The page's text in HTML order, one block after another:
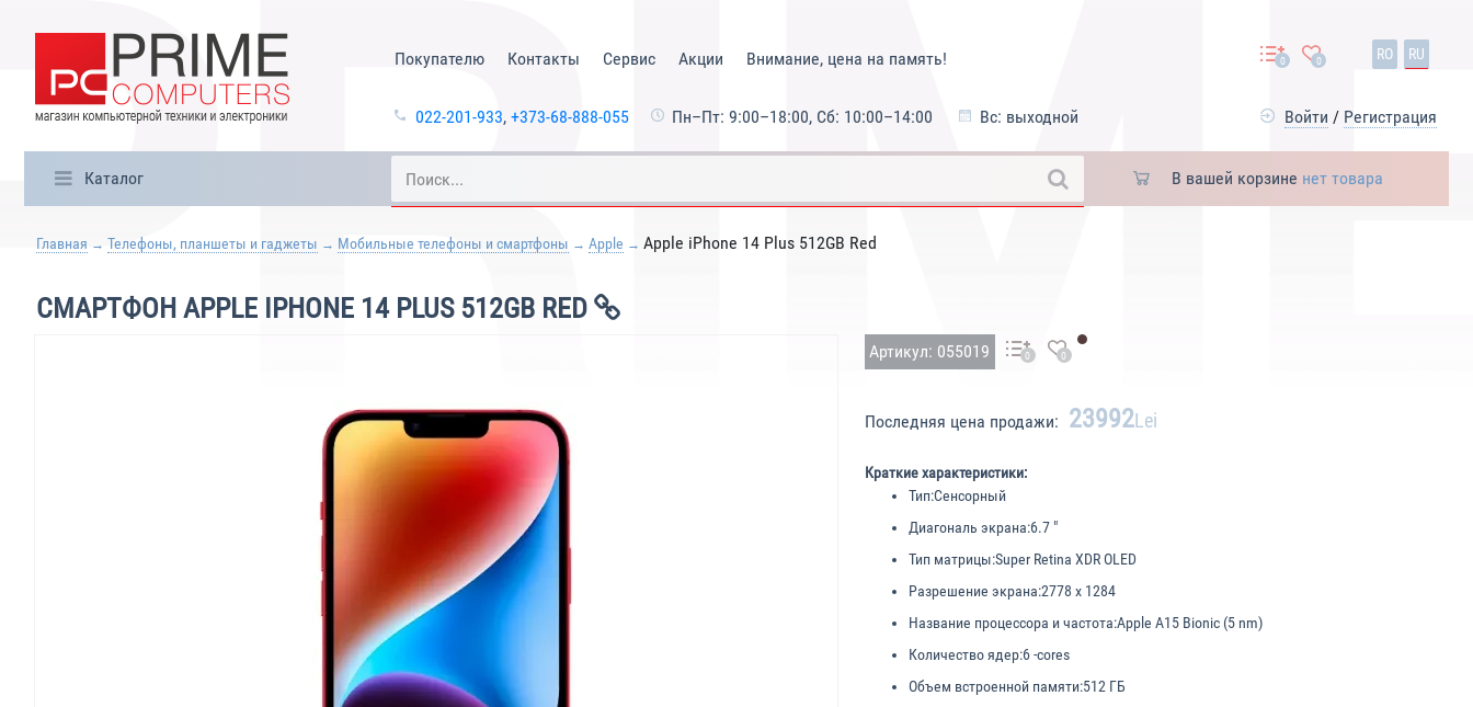
Покупателю Контакты Сервис Акции Внимание, цена на память!
022-201-933, +373-68-888-055 Пн–Пт: 9:00–18:00, Сб: 10:00–14:00 Вс: выходной
0 0 RO RU
Войти / Регистрация
Каталог В вашей корзине нет товара
Главная Телефоны, планшеты и гаджеты Мобильные телефоны и смартфоны Apple Apple iPhone 14 Plus 512GB Red
СМАРТФОН APPLE IPHONE 14 PLUS 512GB RED
Артикул: 055019 0 0
Последняя цена продажи: 23992Lei
Краткие характеристики:
Тип:Сенсорный
Диагональ экрана:6.7 "
Тип матрицы:Super Retina XDR OLED
Разрешение экрана:2778 x 1284
Название процессора и частота:Apple A15 Bionic (5 nm)
Количество ядер:6 -cores
Объем встроенной памяти:512 ГБ